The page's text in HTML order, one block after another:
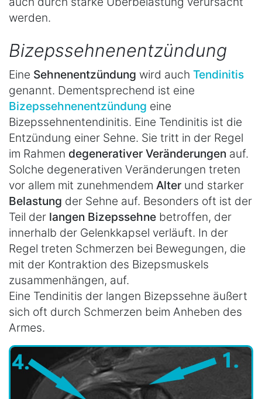
werden.
Bizepssehnenentzündung
Eine Sehnenentzündung wird auch Tendinitis
genannt. Dementsprechend ist eine
Bizepssehnenentzündung eine
Bizepssehnentendinitis. Eine Tendinitis ist die
Entzündung einer Sehne. Sie tritt in der Regel
im Rahmen degenerativer Veränderungen auf.
Solche degenerativen Veränderungen treten
vor allem mit zunehmendem Alter und starker
Belastung der Sehne auf. Besonders oft ist der
Teil der langen Bizepssehne betroffen, der
innerhalb der Gelenkkapsel verläuft. In der
Regel treten Schmerzen bei Bewegungen, die
mit der Kontraktion des Bizepsmuskels
zusammenhängen, auf.
Eine Tendinitis der langen Bizepssehne äußert
sich oft durch Schmerzen beim Anheben des
Armes.